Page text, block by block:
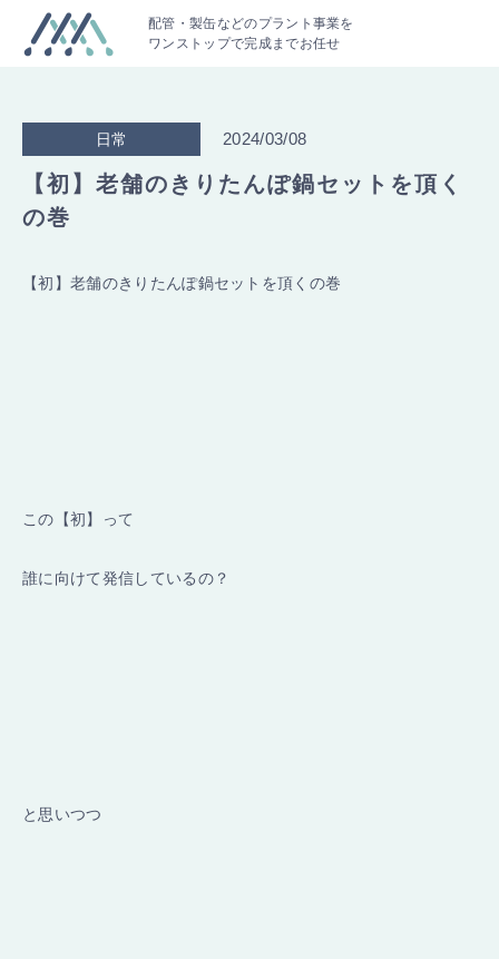
配管・製缶などのプラント事業を
ワンストップで完成までお任せ
日常 2024/03/08
【初】老舗のきりたんぽ鍋セットを頂く
の巻
【初】老舗のきりたんぽ鍋セットを頂くの巻
この【初】って
誰に向けて発信しているの？
と思いつつ